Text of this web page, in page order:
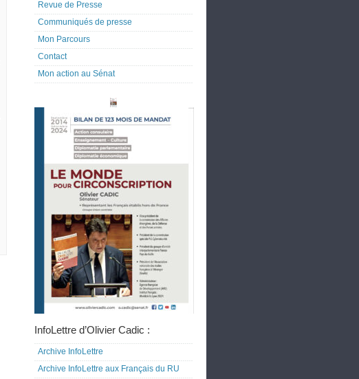
Revue de Presse
Communiqués de presse
Mon Parcours
Contact
Mon action au Sénat
InfoLettre d’Olivier Cadic :
Archive InfoLettre
Archive InfoLettre aux Français du RU